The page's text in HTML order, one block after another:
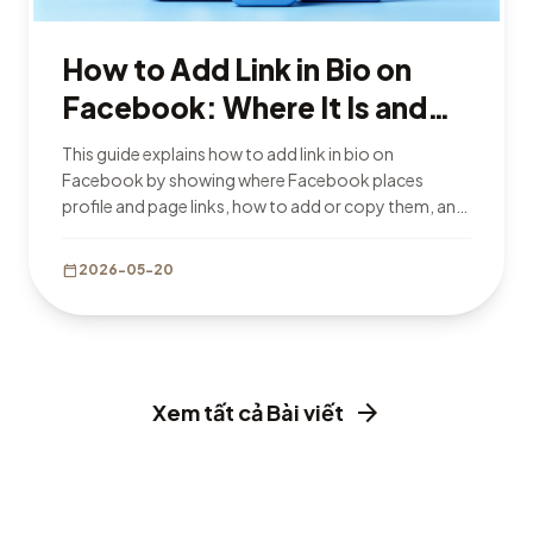
How to Add Link in Bio on
Facebook: Where It Is and
How to Add It in 2026
This guide explains how to add link in bio on
Facebook by showing where Facebook places
profile and page links, how to add or copy them, and
calendar_today 2026-05-20
Xem tất cả Bài viết arrow_forward